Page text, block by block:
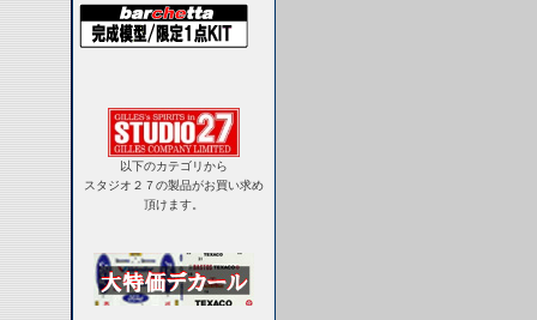
以下のカテゴリから
スタジオ２７の製品がお買い求め
頂けます。